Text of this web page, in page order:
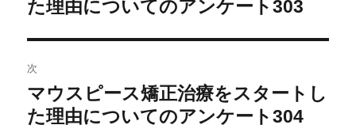
ゲ
ー
シ
の
投
た理由についてのアンケート303
次
次
の
投
マウスピース矯正治療をスタートし
た理由についてのアンケート304